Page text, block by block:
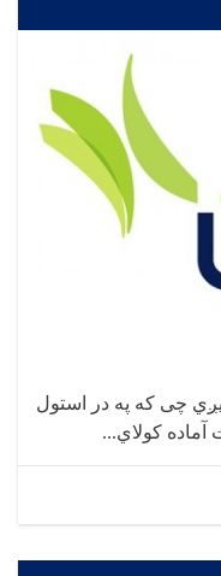
چی که په در استول
کولاي...